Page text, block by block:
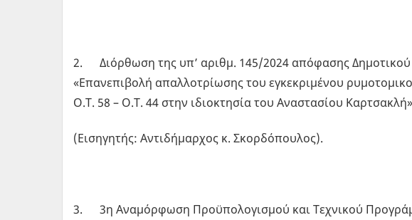
2. Διόρθωση της υπ’ αριθμ. 145/2024 απόφασης Δημοτικού
«Επανεπιβολή απαλλοτρίωσης του εγκεκριμένου
Ο.Τ. 58 – Ο.Τ. 44 στην ιδιοκτησία του Αναστασίου
(Εισηγητής: Αντιδήμαρχος κ. Σκορδόπουλος).
3. 3η Αναμόρφωση Προϋπολογισμού και Τεχνικού